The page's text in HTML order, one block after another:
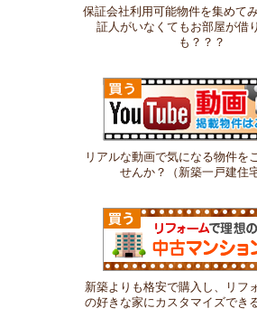
保証会社利用可能物件を集めて
証人がいなくてもお部屋が借
も？？？
リアルな動画で気になる物件を
せんか？（新築一戸建住
新築よりも格安で購入し、リフ
の好きな家にカスタマイズでき